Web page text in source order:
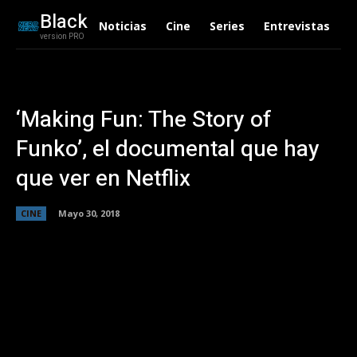
Black
version PRO
Noticias Cine Series Entrevistas
‘Making Fun: The Story of
Funko’, el documental que hay
que ver en Netflix
CINE Mayo 30, 2018